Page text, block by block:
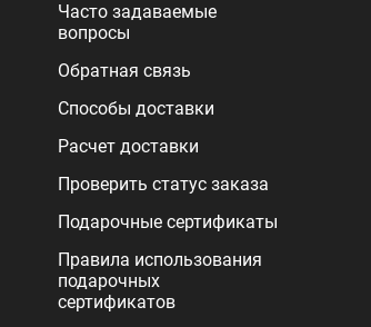
Часто задаваемые
вопросы
Обратная связь
Способы доставки
Расчет доставки
Проверить статус заказа
Подарочные сертификаты
Правила использования
подарочных
сертификатов